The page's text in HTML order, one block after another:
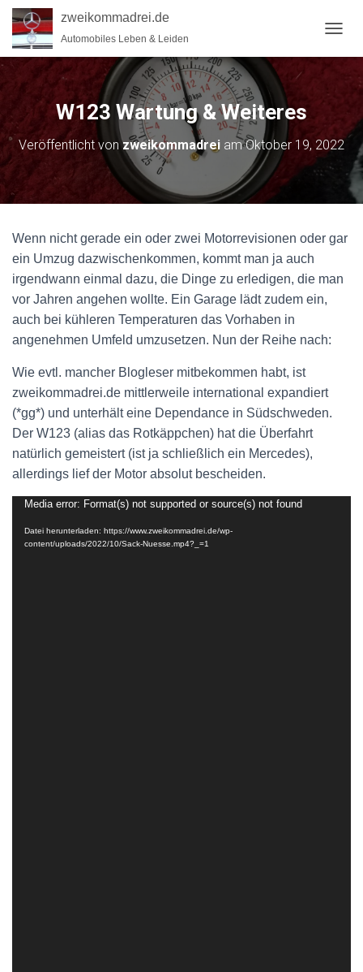
zweikommadrei.de
Automobiles Leben & Leiden
A
I
C
W123 Wartung & Weiteres
Veröffentlicht vonzweikommadrei amOktober 19, 2022
Wenn nicht gerade ein oder zwei Motorrevisionen oder gar
ein Umzug dazwischenkommen, kommt man ja auch
irgendwann einmal dazu, die Dinge zu erledigen, die man
vor Jahren angehen wollte. Ein Garage lädt zudem ein,
auch bei kühleren Temperaturen das Vorhaben in
angenehmen Umfeld umzusetzen. Nun der Reihe nach:
Wie evtl. mancher Blogleser mitbekommen habt, ist
zweikommadrei.de mittlerweile international expandiert
(*gg*) und unterhält eine Dependance in Südschweden.
Der W123 (alias das Rotkäppchen) hat die Überfahrt
natürlich gemeistert (ist ja schließlich ein Mercedes),
allerdings lief der Motor absolut bescheiden.
Video-
Player
Media error: Format(s) not supported or source(s) not found
Datei herunterladen: https://www.zweikommadrei.de/wp-
content/uploads/2022/10/Sack-Nuesse.mp4?_=1